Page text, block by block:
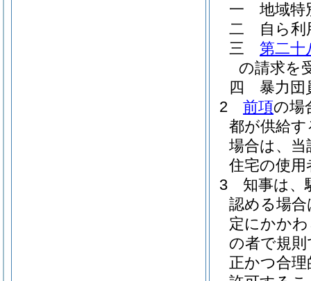
一
地域特
二
自ら
三
第二十
の請求を
四
暴力団
2
前項の場
都が供給
場合は、当
住宅の使
3
知事は、
認める場合
定にかか
の者で規
正かつ合